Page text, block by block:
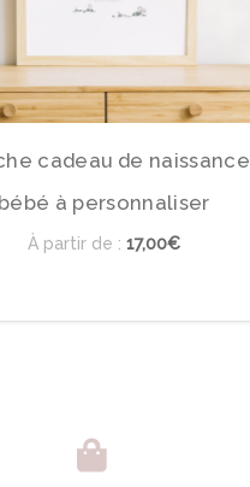
cadeau de naissance
à personnaliser
À partir de : 17,00€